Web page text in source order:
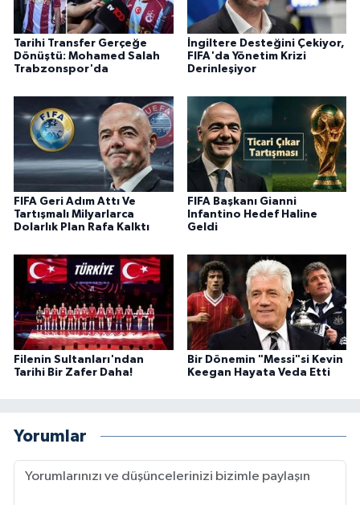
Tarihi Transfer Gerçeğe
Dönüştü: Mohamed Salah
Trabzonspor'da
İngiltere Desteğini Çekiyor,
FIFA'da Yönetim Krizi
Derinleşiyor
FIFA Geri Adım Attı Ve
Tartışmalı Milyarlarca
Dolarlık Plan Rafa Kalktı
FIFA Başkanı Gianni
Infantino Hedef Haline
Geldi
Filenin Sultanları'ndan
Tarihi Bir Zafer Daha!
Bir Dönemin "Messi"si Kevin
Keegan Hayata Veda Etti
Yorumlar